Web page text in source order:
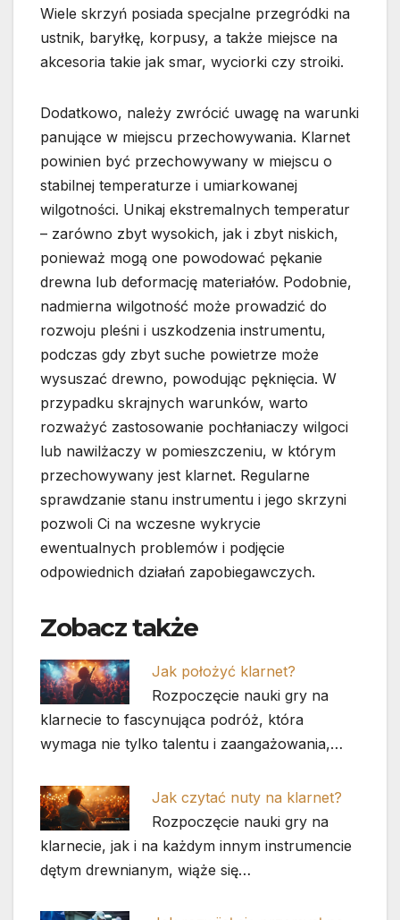
Wiele skrzyń posiada specjalne przegródki na
ustnik, baryłkę, korpusy, a także miejsce na
akcesoria takie jak smar, wyciorki czy stroiki.
Dodatkowo, należy zwrócić uwagę na warunki
panujące w miejscu przechowywania. Klarnet
powinien być przechowywany w miejscu o
stabilnej temperaturze i umiarkowanej
wilgotności. Unikaj ekstremalnych temperatur
– zarówno zbyt wysokich, jak i zbyt niskich,
ponieważ mogą one powodować pękanie
drewna lub deformację materiałów. Podobnie,
nadmierna wilgotność może prowadzić do
rozwoju pleśni i uszkodzenia instrumentu,
podczas gdy zbyt suche powietrze może
wysuszać drewno, powodując pęknięcia. W
przypadku skrajnych warunków, warto
rozważyć zastosowanie pochłaniaczy wilgoci
lub nawilżaczy w pomieszczeniu, w którym
przechowywany jest klarnet. Regularne
sprawdzanie stanu instrumentu i jego skrzyni
pozwoli Ci na wczesne wykrycie
ewentualnych problemów i podjęcie
odpowiednich działań zapobiegawczych.
Zobacz także
Jak położyć klarnet?
Rozpoczęcie nauki gry na
klarnecie to fascynująca podróż, która
wymaga nie tylko talentu i zaangażowania,…
Jak czytać nuty na klarnet?
Rozpoczęcie nauki gry na
klarnecie, jak i na każdym innym instrumencie
dętym drewnianym, wiąże się…